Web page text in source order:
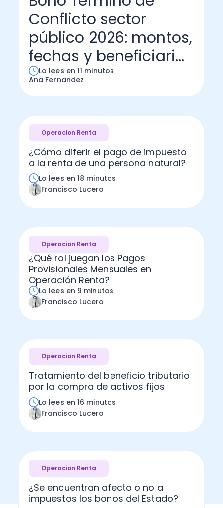
Administración Empresarial
Ver todo
Software Factura y Administración
Ver Todo
Kits
Autores
Conflicto sector
público 2026: montos,
fechas y beneficiari...
Lo lees en 11 minutos
Ana Fernandez
Operacion Renta
¿Cómo diferir el pago de impuesto
a la renta de una persona natural?
Lo lees en 18 minutos
Francisco Lucero
Operacion Renta
¿Qué rol juegan los Pagos
Provisionales Mensuales en
Operación Renta?
Lo lees en 9 minutos
Francisco Lucero
Operacion Renta
Tratamiento del beneficio tributario
por la compra de activos fijos
Lo lees en 16 minutos
Francisco Lucero
Operacion Renta
¿Se encuentran afecto o no a
impuestos los bonos del Estado?